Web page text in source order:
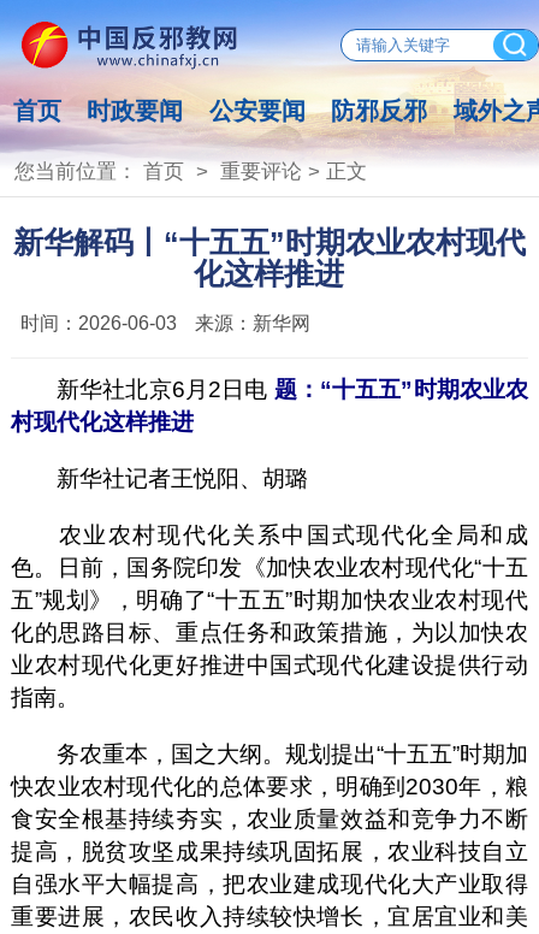
首页 时政要闻 公安要闻 防邪反邪 域外之
您当前位置： 首页> 重要评论 > 正文
新华解码丨“十五五”时期农业农村现代
化这样推进
时间： 2026-06-03 来源： 新华网
新华社北京6月2日电 题：“十五五”时期农业农
村现代化这样推进
新华社记者王悦阳、胡璐
农业农村现代化关系中国式现代化全局和成
色。日前，国务院印发《加快农业农村现代化“十五
五”规划》，明确了“十五五”时期加快农业农村现代
化的思路目标、重点任务和政策措施，为以加快农
业农村现代化更好推进中国式现代化建设提供行动
指南。
务农重本，国之大纲。规划提出“十五五”时期加
快农业农村现代化的总体要求，明确到2030年，粮
食安全根基持续夯实，农业质量效益和竞争力不断
提高，脱贫攻坚成果持续巩固拓展，农业科技自立
自强水平大幅提高，把农业建成现代化大产业取得
重要进展，农民收入持续较快增长，宜居宜业和美